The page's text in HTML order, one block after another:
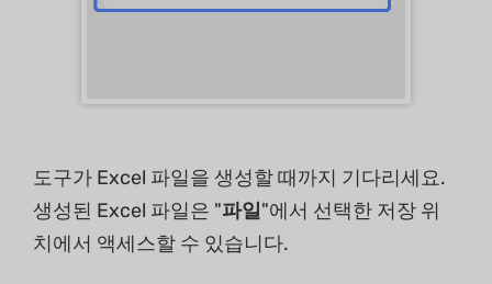
도구가 Excel 파일을 생성할 때까지 기다리세요.
생성된 Excel 파일은 "파일"에서 선택한 저장 위
치에서 액세스할 수 있습니다.